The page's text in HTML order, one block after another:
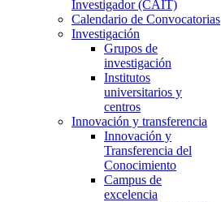
Investigador (CAIT)
Calendario de Convocatorias
Investigación
Grupos de
investigación
Institutos
universitarios y
centros
Innovación y transferencia
Innovación y
Transferencia del
Conocimiento
Campus de
excelencia